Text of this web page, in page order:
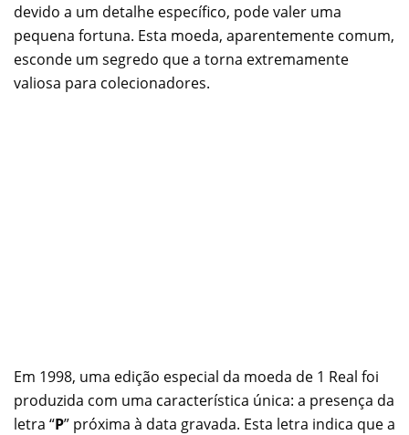
devido a um detalhe específico, pode valer uma
pequena fortuna. Esta moeda, aparentemente comum,
esconde um segredo que a torna extremamente
valiosa para colecionadores.
Em 1998, uma edição especial da moeda de 1 Real foi
produzida com uma característica única: a presença da
letra “P” próxima à data gravada. Esta letra indica que a